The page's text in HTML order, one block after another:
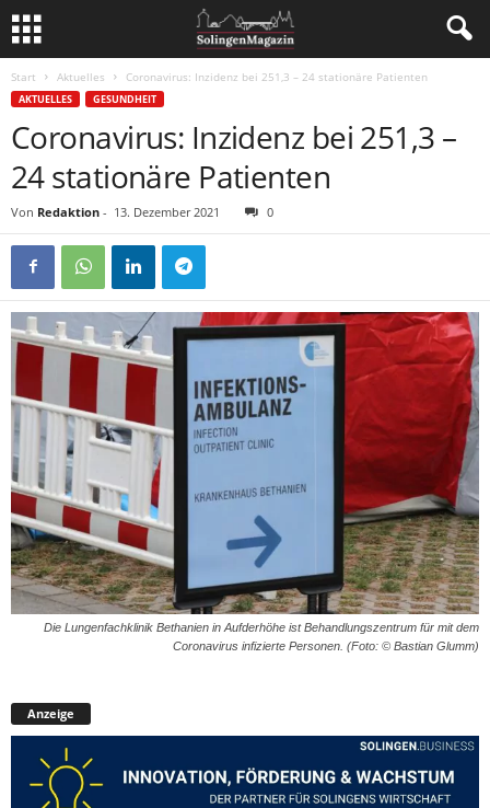
Start Aktuelles Coronavirus: Inzidenz bei 251,3 – 24 stationäre Patienten
AKTUELLES GESUNDHEIT
Coronavirus: Inzidenz bei 251,3 –
24 stationäre Patienten
Von Redaktion - 13. Dezember 2021 0
Die Lungenfachklinik Bethanien in Aufderhöhe ist Behandlungszentrum für mit dem
Coronavirus infizierte Personen. (Foto: © Bastian Glumm)
Anzeige